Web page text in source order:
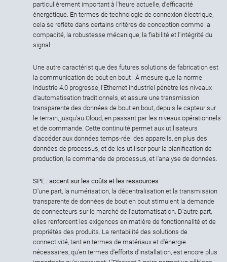
particulièrement important à l'heure actuelle, d'efficacité
énergétique. En termes de technologie de connexion électrique,
cela se reflète dans certains critères de conception comme la
compacité, la robustesse mécanique, la fiabilité et l'intégrité du
signal.
Une autre caractéristique des futures solutions de fabrication est
la communication de bout en bout : À mesure que la norme
Industrie 4.0 progresse, l'Ethernet industriel pénètre les niveaux
d'automatisation traditionnels, et assure une transmission
transparente des données de bout en bout, depuis le capteur sur
le terrain, jusqu’au Cloud, en passant par les niveaux opérationnels
et de commande. Cette continuité permet aux utilisateurs
d'accéder aux données temps-réel des appareils, en plus des
données de processus, et de les utiliser pour la planification de
production, la commande de processus, et l'analyse de données.
SPE : accent sur les coûts et les ressources
D'une part, la numérisation, la décentralisation et la transmission
transparente de données de bout en bout stimulent la demande
de connecteurs sur le marché de l'automatisation. D'autre part,
elles renforcent les exigences en matière de fonctionnalité et de
propriétés des produits. La rentabilité des solutions de
connectivité, tant en termes de matériaux et d'énergie
nécessaires, qu’en termes d'efforts d'installation, est encore plus